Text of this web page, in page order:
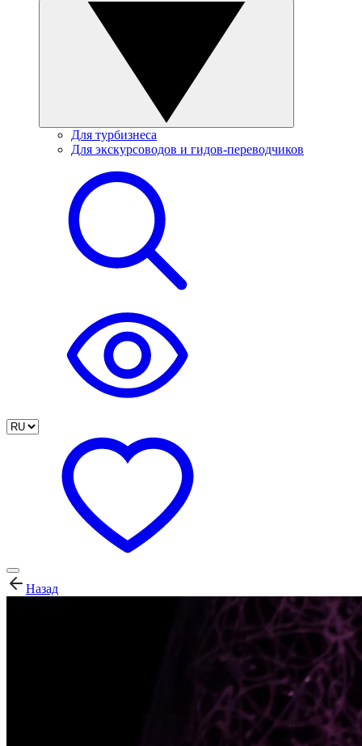
Для турбизнеса
Для экскурсоводов и гидов-переводчиков
Назад